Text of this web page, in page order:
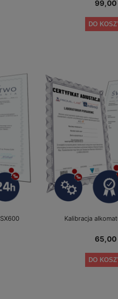
99,00
DO
Kalibracja
65,00
DO